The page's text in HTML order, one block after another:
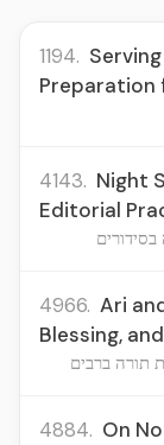
1194.
Preparation
4143. Night
Editorial
4966. Ari
Blessing,
תורה ברבים
4884. On